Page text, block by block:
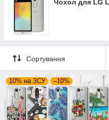
Чохол для LG
Сортування
10% на ЗСУ –10%